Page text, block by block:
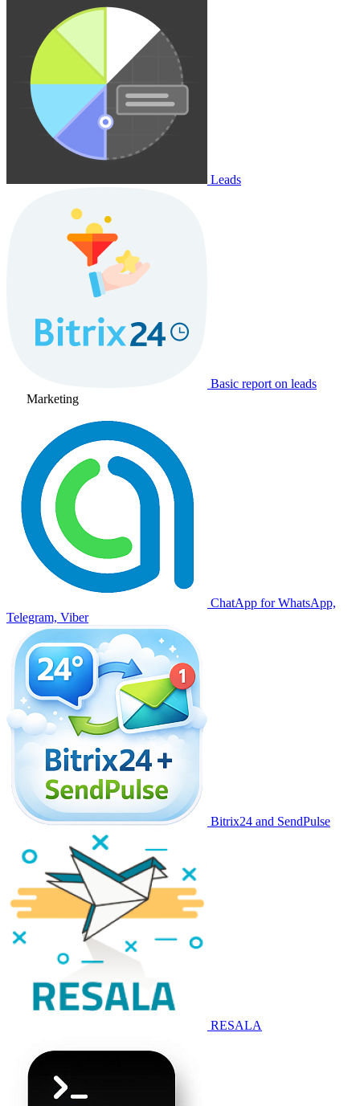
Leads
Basic report on leads
Marketing
ChatApp for WhatsApp,
Telegram, Viber
Bitrix24 and SendPulse
RESALA